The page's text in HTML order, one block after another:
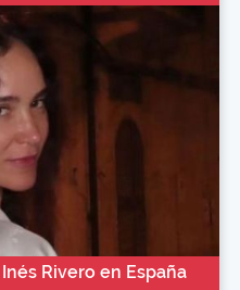
Rivero en España